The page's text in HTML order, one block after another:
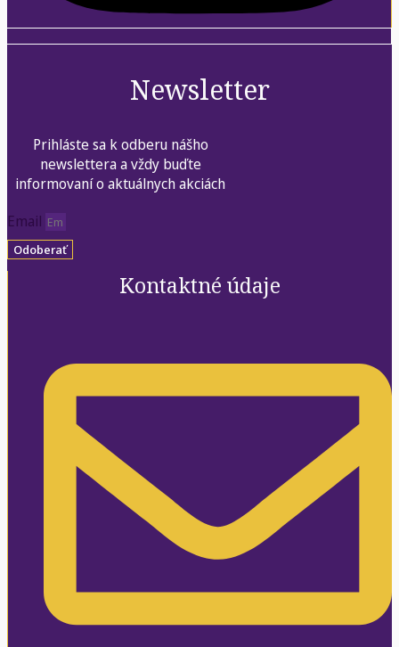
Newsletter
Prihláste sa k odberu nášho
newslettera a vždy buďte
informovaní o aktuálnych akciách
Email
Odoberať
Kontaktné údaje